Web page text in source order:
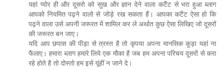
यहां प्योर ही और दूसरो को सुख और ज्ञान देने वाला कटैंट से भरा हुआ ब्लाग
आपको नियमित पढ़ने वालो से जोड़े रख सकता हैं। आपका कटैंट ऐसा हो कि
पढ़ने वाला उसे अपनी जरूरत में शामिल कर ले अर्थात कुछ ऐसा लिखिए जो दूसरों
की जरूरत बन जाए।
यदि आप छपास की पीड़ा से त्रस्त है तो कृपया अपना मानसिक कूड़ा यहां ना
फैलाए। हमारा ब्लाग हमारे लिये एक मौका है जब हम अपना परिचय दूसरों से करा
रहे होते है तो दोस्तो हम इसे यूंहीं न जाने दे।